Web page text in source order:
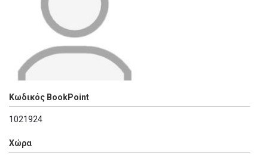
Κωδικός BookPoint
1021924
Χώρα